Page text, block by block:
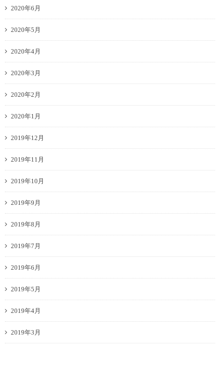
2020年6月
2020年5月
2020年4月
2020年3月
2020年2月
2020年1月
2019年12月
2019年11月
2019年10月
2019年9月
2019年8月
2019年7月
2019年6月
2019年5月
2019年4月
2019年3月